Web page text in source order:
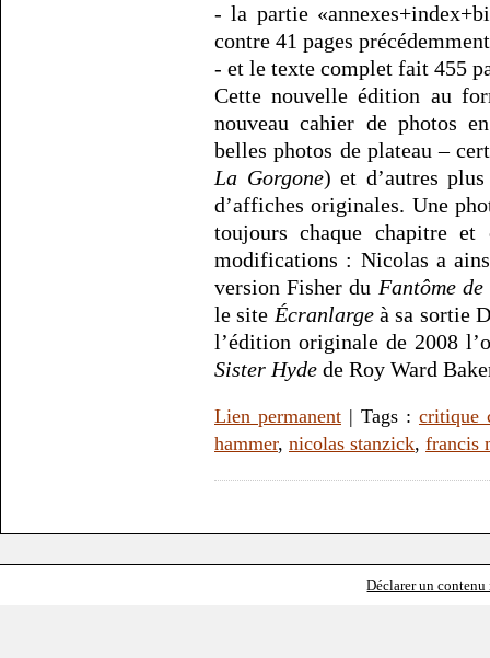
- la partie
contre 41 pages précédemment
- et le texte complet fait 455
Cette nouvelle édition au
nouveau cahier de photos
belles photos de plateau –
La Gorgone) et d’autres
d’affiches originales. Une
toujours chaque chapitre et
modifications : Nicolas a
version Fisher du Fantôme
le site Écranlargeà sa sortie
l’édition originale de 2008
Sister Hyde de Roy Ward
Lien permanent | Tags : critique
hammer, nicolas stanzick, francis
Déclarer un